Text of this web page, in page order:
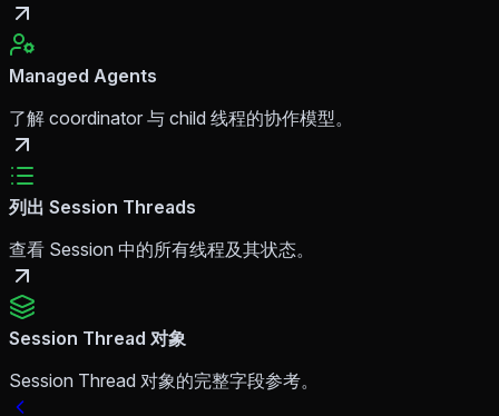
Managed Agents
了解 coordinator 与 child 线程的协作模型。
列出 Session Threads
查看 Session 中的所有线程及其状态。
Session Thread 对象
Session Thread 对象的完整字段参考。